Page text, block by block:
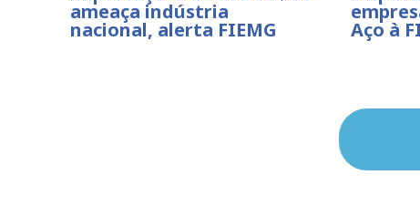
ameaça indústria
nacional, alerta FIEMG Aço à